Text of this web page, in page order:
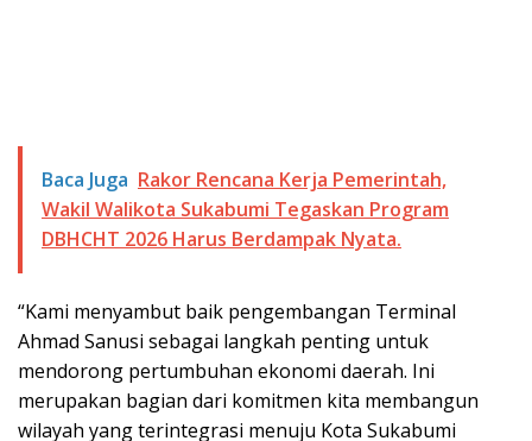
Baca Juga Rakor Rencana Kerja Pemerintah,
Wakil Walikota Sukabumi Tegaskan Program
DBHCHT 2026 Harus Berdampak Nyata.
“Kami menyambut baik pengembangan Terminal
Ahmad Sanusi sebagai langkah penting untuk
mendorong pertumbuhan ekonomi daerah. Ini
merupakan bagian dari komitmen kita membangun
wilayah yang terintegrasi menuju Kota Sukabumi